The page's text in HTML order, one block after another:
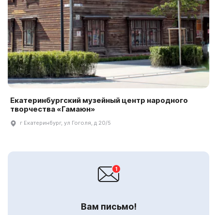
Екатеринбургский музейный центр народного
творчества «Гамаюн»
г Екатеринбург, ул Гоголя, д 20/5
Вам письмо!